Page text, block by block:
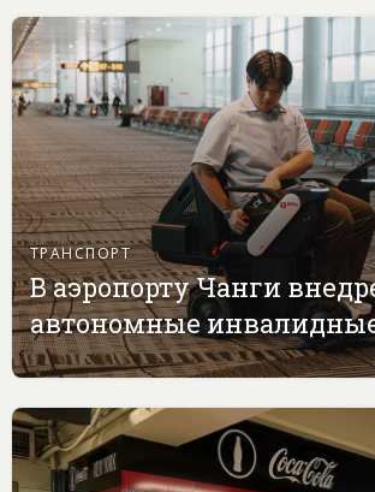
ТРАНСПОРТ
В аэропорту Чанги
автономные